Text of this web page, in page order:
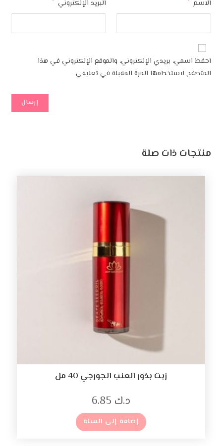
الاسم البريد الإلكتروني
احفظ اسمي، بريدي الإلكتروني، والموقع الإلكتروني في هذا
المتصفح لاستخدامها المرة المقبلة في تعليقي.
منتجات ذات صلة
زيت بذور العنب الجورجي 40 مل
د.ك
إضافة إلى السلة